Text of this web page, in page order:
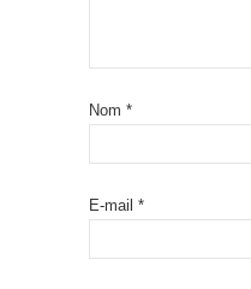
Nom *
E-mail *